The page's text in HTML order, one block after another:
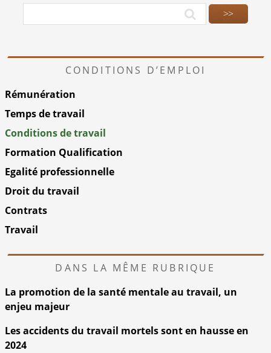
CONDITIONS D’EMPLOI
Rémunération
Temps de travail
Conditions de travail
Formation Qualification
Egalité professionnelle
Droit du travail
Contrats
Travail
DANS LA MÊME RUBRIQUE
La promotion de la santé mentale au travail, un
enjeu majeur
Les accidents du travail mortels sont en hausse en
2024